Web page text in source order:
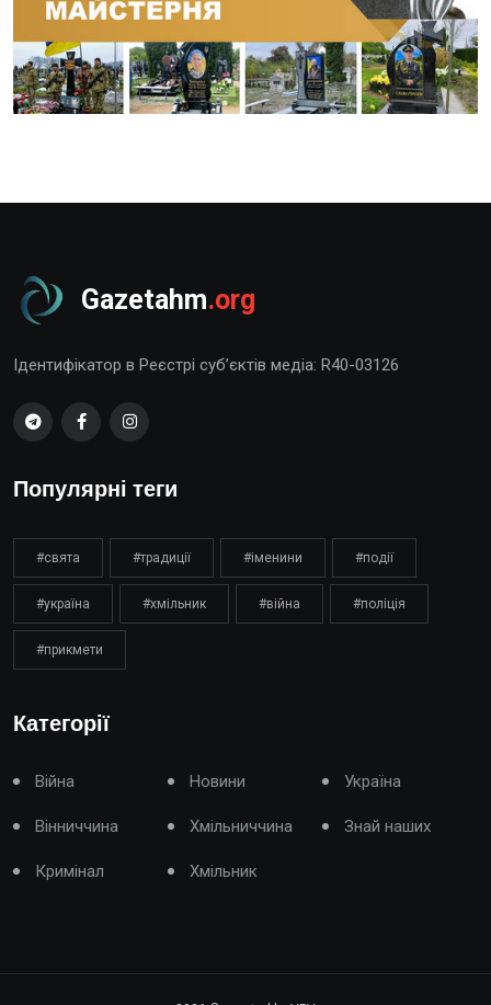
Gazetahm.org
Ідентифікатор в Реєстрі суб’єктів медіа: R40-03126
Популярні теги
#свята #традиції #іменини #події
#україна #хмільник #війна #поліція
#прикмети
Категорії
Війна Новини Україна
Вінниччина Хмільниччина Знай наших
Кримінал Хмільник